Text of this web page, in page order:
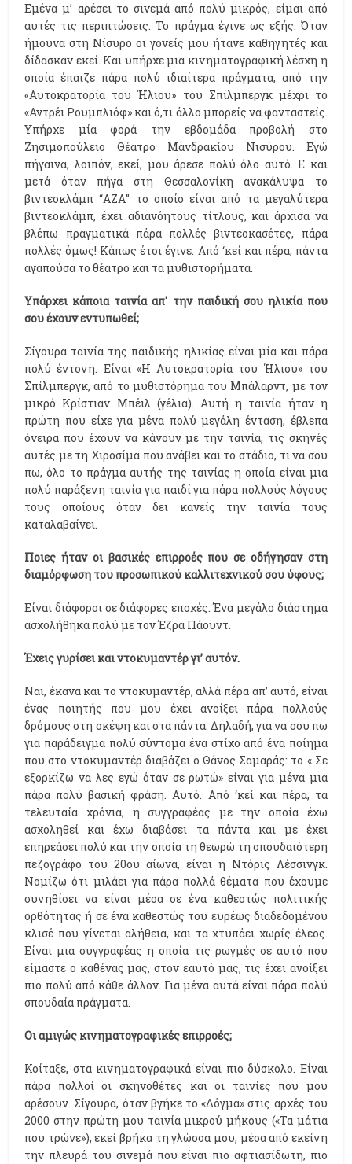
Εμένα μ’ αρέσει το σινεμά από πολύ μικρός, είμαι από
αυτές τις περιπτώσεις. Το πράγμα έγινε ως εξής. Όταν
ήμουνα στη Νίσυρο οι γονείς μου ήτανε καθηγητές και
δίδασκαν εκεί. Και υπήρχε μια κινηματογραφική λέσχη η
οποία έπαιζε πάρα πολύ ιδιαίτερα πράγματα, από την
«Αυτοκρατορία του Ήλιου» του Σπίλμπεργκ μέχρι το
«Αντρέι Ρουμπλιόφ» και ό,τι άλλο μπορείς να φανταστείς.
Υπήρχε μία φορά την εβδομάδα προβολή στο
Ζησιμοπούλειο Θέατρο Μανδρακίου Νισύρου. Εγώ
πήγαινα, λοιπόν, εκεί, μου άρεσε πολύ όλο αυτό. Ε και
μετά όταν πήγα στη Θεσσαλονίκη ανακάλυψα το
βιντεοκλάμπ “ΑΖΑ” το οποίο είναι από τα μεγαλύτερα
βιντεοκλάμπ, έχει αδιανόητους τίτλους, και άρχισα να
βλέπω πραγματικά πάρα πολλές βιντεοκασέτες, πάρα
πολλές όμως! Κάπως έτσι έγινε. Από ‘κεί και πέρα, πάντα
αγαπούσα το θέατρο και τα μυθιστορήματα.
Υπάρχει κάποια ταινία απ' την παιδική σου ηλικία που
σου έχουν εντυπωθεί;
Σίγουρα ταινία της παιδικής ηλικίας είναι μία και πάρα
πολύ έντονη. Είναι «Η Αυτοκρατορία του Ήλιου» του
Σπίλμπεργκ, από το μυθιστόρημα του Μπάλαρντ, με τον
μικρό Κρίστιαν Μπέιλ (γέλια). Αυτή η ταινία ήταν η
πρώτη που είχε για μένα πολύ μεγάλη ένταση, έβλεπα
όνειρα που έχουν να κάνουν με την ταινία, τις σκηνές
αυτές με τη Χιροσίμα που ανάβει και το στάδιο, τι να σου
πω, όλο το πράγμα αυτής της ταινίας η οποία είναι μια
πολύ παράξενη ταινία για παιδί για πάρα πολλούς λόγους
τους οποίους όταν δει κανείς την ταινία τους
καταλαβαίνει.
Ποιες ήταν οι βασικές επιρροές που σε οδήγησαν στη
διαμόρφωση του προσωπικού καλλιτεχνικού σου ύφους;
Είναι διάφοροι σε διάφορες εποχές. Ένα μεγάλο διάστημα
ασχολήθηκα πολύ με τον Έζρα Πάουντ.
Έχεις γυρίσει και ντοκυμαντέρ γι’ αυτόν.
Ναι, έκανα και το ντοκυμαντέρ, αλλά πέρα απ’ αυτό, είναι
ένας ποιητής που μου έχει ανοίξει πάρα πολλούς
δρόμους στη σκέψη και στα πάντα. Δηλαδή, για να σου πω
για παράδειγμα πολύ σύντομα ένα στίχο από ένα ποίημα
που στο ντοκυμαντέρ διαβάζει ο Θάνος Σαμαράς: το « Σε
εξορκίζω να λες εγώ όταν σε ρωτώ» είναι για μένα μια
πάρα πολύ βασική φράση. Αυτό. Από ‘κεί και πέρα, τα
τελευταία χρόνια, η συγγραφέας με την οποία έχω
ασχοληθεί και έχω διαβάσει τα πάντα και με έχει
επηρεάσει πολύ και την οποία τη θεωρώ τη σπουδαιότερη
πεζογράφο του 20ου αίωνα, είναι η Ντόρις Λέσσινγκ.
Νομίζω ότι μιλάει για πάρα πολλά θέματα που έχουμε
συνηθίσει να είναι μέσα σε ένα καθεστώς πολιτικής
ορθότητας ή σε ένα καθεστώς του ευρέως διαδεδομένου
κλισέ που γίνεται αλήθεια, και τα χτυπάει χωρίς έλεος.
Είναι μια συγγραφέας η οποία τις ρωγμές σε αυτό που
είμαστε ο καθένας μας, στον εαυτό μας, τις έχει ανοίξει
πιο πολύ από κάθε άλλον. Για μένα αυτά είναι πάρα πολύ
σπουδαία πράγματα.
Οι αμιγώς κινηματογραφικές επιρροές;
Κοίταξε, στα κινηματογραφικά είναι πιο δύσκολο. Είναι
πάρα πολλοί οι σκηνοθέτες και οι ταινίες που μου
αρέσουν. Σίγουρα, όταν βγήκε το «Δόγμα» στις αρχές του
2000 στην πρώτη μου ταινία μικρού μήκους («Τα μάτια
που τρώνε»), εκεί βρήκα τη γλώσσα μου, μέσα από εκείνη
την πλευρά του σινεμά που είναι πιο αφτιασίδωτη, πιο